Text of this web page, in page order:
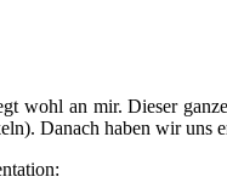
wohl an mir. Dieser
Danach haben wir uns